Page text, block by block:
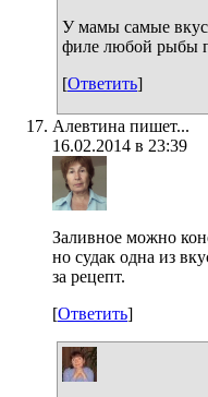
У мамы самые
филе любой рыбы
[Ответить]
Алевтина пишет...
16.02.2014 в 23:39
Заливное можно
но судак одна из
за рецепт.
[Ответить]